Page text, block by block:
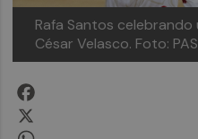
Rafa Santos
César Velasco. Foto: